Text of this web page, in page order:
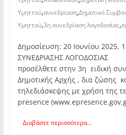
Υμηττού,συνεδρίαση,Δημοτικό
Υμηττού,3η συνεδρίαση λογοδοσίας,
Δημοσίευση: 20 Ιουνίου 2025,
ΣΥΝΕΔΡΙΑΣΗΣ
προσέλθετε στην 3η ειδική
Δημοτικής Αρχής , δια ζώσης
τηλεδιάσκεψης με χρήση της
presence
Διαβάστε περισσότερα...